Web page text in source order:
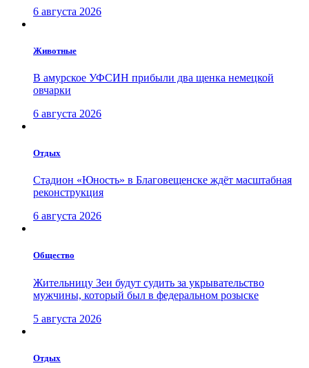
6 августа 2026
Животные
В амурское УФСИН прибыли два щенка немецкой
овчарки
6 августа 2026
Отдых
Стадион «Юность» в Благовещенске ждёт масштабная
реконструкция
6 августа 2026
Общество
Жительницу Зеи будут судить за укрывательство
мужчины, который был в федеральном розыске
5 августа 2026
Отдых